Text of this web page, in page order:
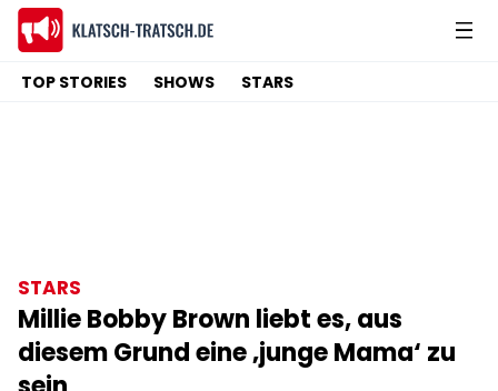
TOP STORIES SHOWS STARS
STARS
Millie Bobby Brown liebt es, aus
diesem Grund eine ‚junge Mama‘ zu